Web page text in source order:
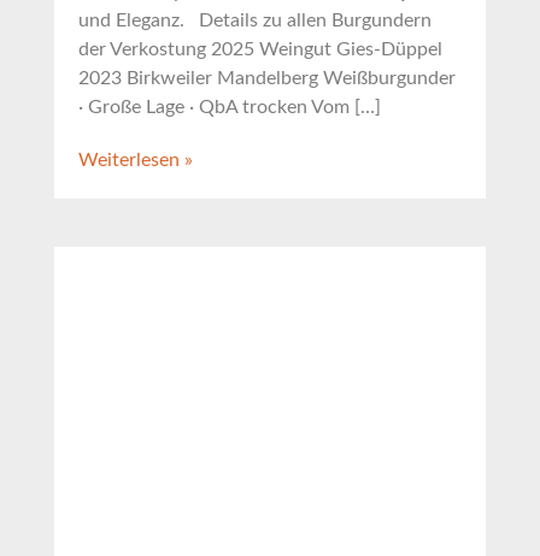
und Eleganz. Details zu allen Burgundern
der Verkostung 2025 Weingut Gies-Düppel
2023 Birkweiler Mandelberg Weißburgunder
· Große Lage · QbA trocken Vom […]
Weiterlesen »